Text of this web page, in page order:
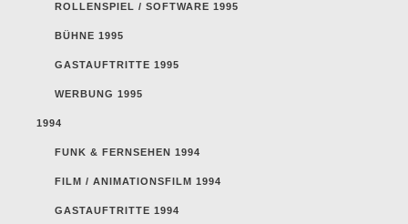
ROLLENSPIEL / SOFTWARE 1995
BÜHNE 1995
GASTAUFTRITTE 1995
WERBUNG 1995
1994
FUNK & FERNSEHEN 1994
FILM / ANIMATIONSFILM 1994
GASTAUFTRITTE 1994